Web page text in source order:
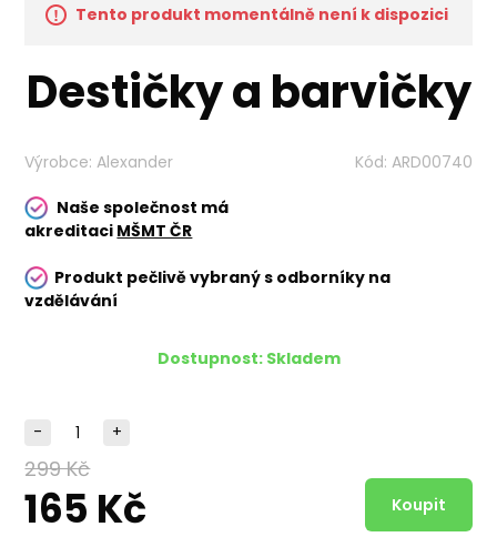
Tento produkt momentálně není k dispozici
Destičky a barvičky
Výrobce: Alexander Kód: ARD00740
Naše společnost má
akreditaci MŠMT ČR
Produkt pečlivě vybraný s odborníky na
vzdělávání
Dostupnost: Skladem
299 Kč
165 Kč
- +